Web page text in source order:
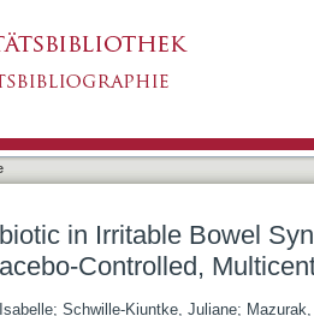
in Irritable Bowel
Controlled,
; Schwille-Kiuntke, Juliane;